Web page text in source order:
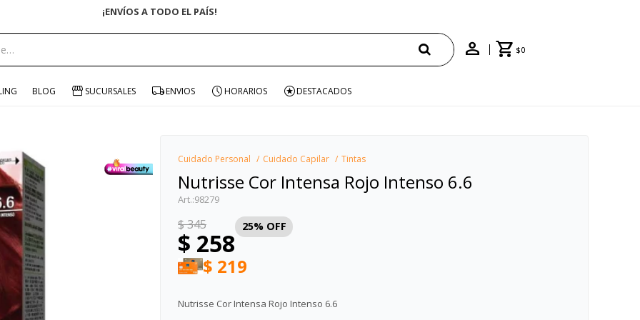
ENVÍO GRATIS EN COMPRAS +$1500 CON CUPÓN "ENVÍO"
$0
BLOG SUCURSALES ENVIOS HORARIOS DESTACADOS
Cuidado Personal Cuidado Capilar Tintas
Nutrisse Cor Intensa Rojo Intenso 6.6
98279
$ 258
$345 25
$ 219
Nutrisse Cor Intensa Rojo Intenso 6.6